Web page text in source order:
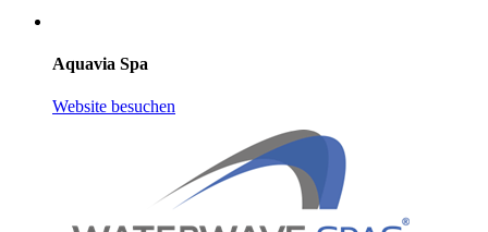
Aquavia Spa
Website besuchen